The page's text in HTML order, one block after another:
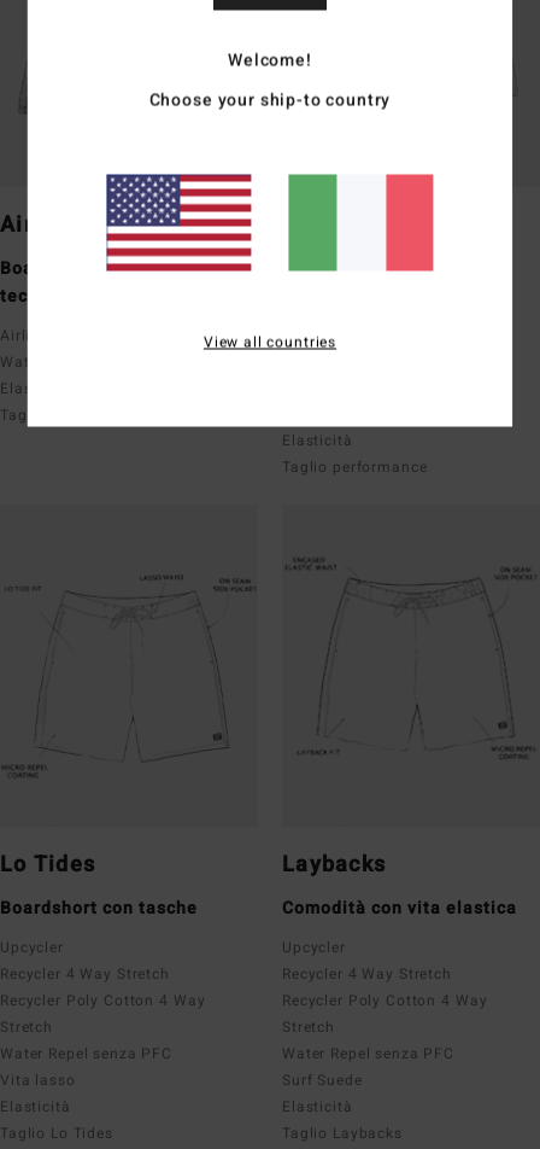
Airlite
Boardshort perforance
tecnici
Airlite con Ciclo x Recycler
Water Repel senza PFC
Elasticità
Taglio performance
Boardshort performance
Recycler 4 Way Stretch
Elasticità
Taglio performance
Lo Tides
Boardshort con tasche
Upcycler
Recycler 4 Way Stretch
Recycler Poly Cotton 4 Way
Stretch
Water Repel senza PFC
Vita lasso
Elasticità
Taglio Lo Tides
Laybacks
Comodità con vita elastica
Upcycler
Recycler 4 Way Stretch
Recycler Poly Cotton 4 Way
Stretch
Water Repel senza PFC
Surf Suede
Elasticità
Taglio Laybacks
Welcome!
Choose your ship-to country
View all countries